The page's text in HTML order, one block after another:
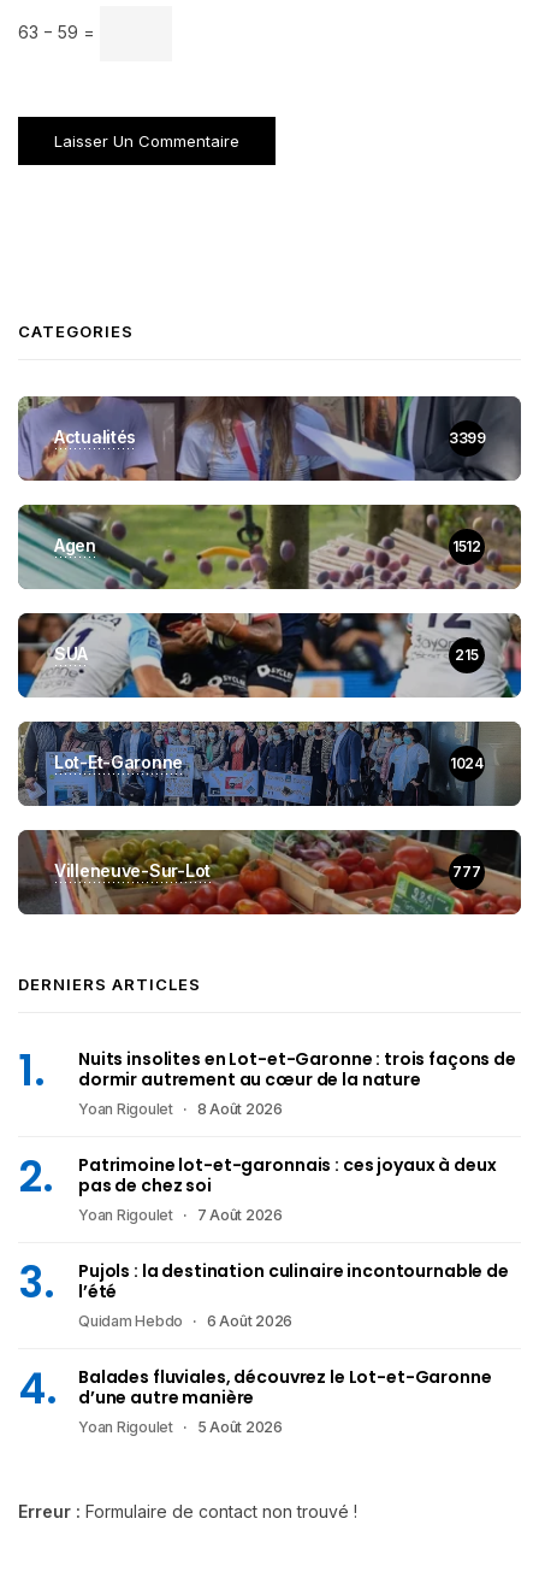
63 − 59 =
CATEGORIES
Actualités 3399
Agen 1512
SUA 215
Lot-Et-Garonne 1024
Villeneuve-Sur-Lot 777
DERNIERS ARTICLES
Nuits insolites en Lot-et-Garonne : trois façons de
dormir autrement au cœur de la nature
Yoan Rigoulet 8 Août 2026
Patrimoine lot-et-garonnais : ces joyaux à deux
pas de chez soi
Yoan Rigoulet 7 Août 2026
Pujols : la destination culinaire incontournable de
l’été
Quidam Hebdo 6 Août 2026
Balades fluviales, découvrez le Lot-et-Garonne
d’une autre manière
Yoan Rigoulet 5 Août 2026
Erreur : Formulaire de contact non trouvé !